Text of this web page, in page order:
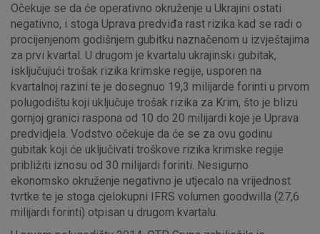
Očekuje se da će operativno okruženje u Ukrajini ostati
negativno, i stoga Uprava predviđa rast rizika kad se radi o
procijenjenom godišnjem gubitku naznačenom u izvještajima
za prvi kvartal. U drugom je kvartalu ukrajinski gubitak,
isključujući trošak rizika krimske regije, usporen na
kvartalnoj razini te je dosegnuo 19,3 milijarde forinti u prvom
polugodištu koji uključuje trošak rizika za Krim, što je blizu
gornjoj granici raspona od 10 do 20 milijardi koje je Uprava
predvidjela. Vodstvo očekuje da će se za ovu godinu
gubitak koji će uključivati troškove rizika krimske regije
približiti iznosu od 30 milijardi forinti. Nesigurno
ekonomsko okruženje negativno je utjecalo na vrijednost
tvrtke te je stoga cjelokupni IFRS volumen goodwilla (27,6
milijardi forinti) otpisan u drugom kvartalu.